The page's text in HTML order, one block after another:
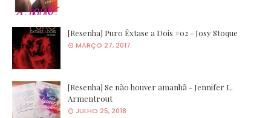
[Resenha] Puro Êxtase a Dois #02 - Josy Stoque
MARÇO 27, 2017
[Resenha] Se não houver amanhã - Jennifer L.
Armentrout
JULHO 25, 2018